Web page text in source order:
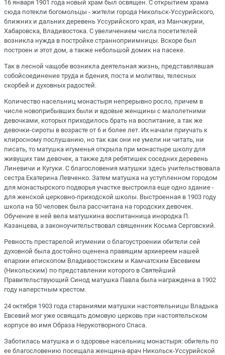
16 января 1901 года новый храм был освящен. С открытием храма
сюда потекли богомольцы - жители города Никольск-Уссурийского,
ближних и дальних деревень Уссурийского края, из Манчжурии,
Хабаровска, Владивостока. С увеличением числа посетителей
возникла нужда в постройке странноприимницы. Вскоре был
построен и этот дом, а также небольшой домик на пасеке.
Так в лесной чащобе возникла деятельная жизнь, представлявшая
собойсоединение труда и бдения, поста и молитвы, телесных
скорбей и духовных радостей.
Количество насельниц монастыря непрерывно росло, причем в
числе новоприбывших были и вдовые женщины с малолетними
девочками, которых приходилось брать на воспитание, а так же
девочки-сироты в возрасте от 6 и более лет. Их начали приучать к
клиросному послушанию, но так как они не умели ни читать, ни
писать, то матушка игуменья открыла при монастыре школу для
живущих там девочек, а также для ребятишек соседних деревень
Линевичи и Кугуки. С благословения матушки здесь учительствовала
сестра Екатерина Левченко. Затем матушка на уступленном городом
для монастырского подворья участке выстроила еще одно здание -
для женской церковно-приходской школы. Выстроенная в 1903 году
школа на 50 человек была рассчитана на городских девочек.
Обучение в ней вела матушкина воспитанница инородка П.
Казанцева, а законоучительствовал священник Косьма Серговский.
Ревность престарелой игумении о благоустроении обители сей
духовной была достойно оценена правящим архиереем нашей
епархии епископом Владивостокским и Камчатским Евсевием
(Никольским) по представлении которого в Святейший
Правительствующий Синод матушка Павла была награждена в 1902
году наперстным крестом.
24 октября 1903 года стараниями матушки настоятельницы Владыка
Евсевий мог уже освящать домовую церковь при настоятельском
корпусе во имя Образа Нерукотворного Спаса.
Заботилась матушка и о здоровье насельниц монастыря: обитель по
ее благословению посещала женщина-врач Никольск-Уссурийской